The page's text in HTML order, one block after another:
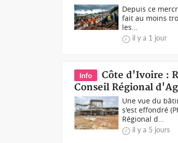
Depuis ce
fait au moins
les...
il y a 1 jour
Info
Côte d'Ivoire :
Conseil Régional
Une vue du
s'est effondré
Régional d...
il y a 5 jours